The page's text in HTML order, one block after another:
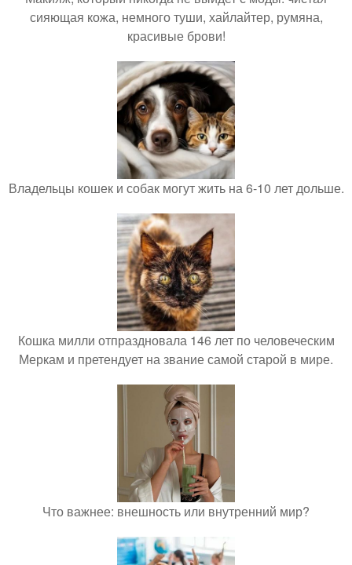
сияющая кожа, немного туши, хайлайтер, румяна,
красивые брови!
Владельцы кошек и собак могут жить на 6-10 лет дольше.
Кошка милли отпраздновала 146 лет по человеческим
Меркам и претендует на звание самой старой в мире.
Что важнее: внешность или внутренний мир?